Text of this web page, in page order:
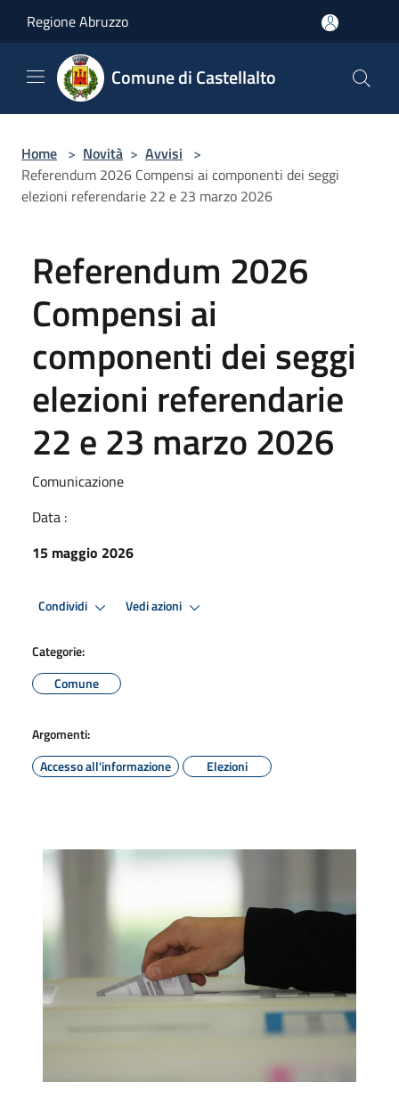
Regione Abruzzo
Comune di Castellalto
Home > Novità > Avvisi >
Referendum 2026 Compensi ai componenti dei seggi
elezioni referendarie 22 e 23 marzo 2026
Referendum 2026
Compensi ai
componenti dei seggi
elezioni referendarie
22 e 23 marzo 2026
Comunicazione
Data :
15 maggio 2026
Condividi Vedi azioni
Categorie:
Comune
Argomenti:
Accesso all'informazione
Elezioni